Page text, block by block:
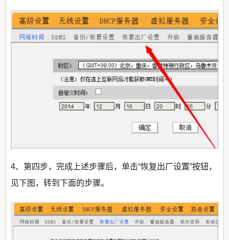
4、第四步，完成上述步骤后，单击“恢复出厂设置”按钮，
见下图，转到下面的步骤。